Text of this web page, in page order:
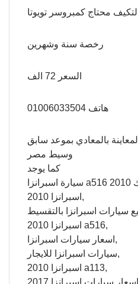
رخصة سنة وشهرين
السعر 72 الف
هاتف 01006033504
المعاينة بالمعادي بموعد سابق
وسيط مصر
كما يوجد
اسبرانزا 2010,
اسبرانزا 2010 a516,
اسعار سيارات اسبرانزا,
سيارات اسبرانزا للايجار,
اسبرانزا 2010 a113,